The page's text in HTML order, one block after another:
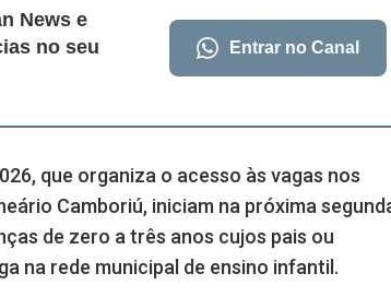
News e
no seu
Entrar no Canal
que organiza o acesso às vagas nos
Camboriú, iniciam na próxima
de zero a três anos cujos pais ou
na rede municipal de ensino infantil.